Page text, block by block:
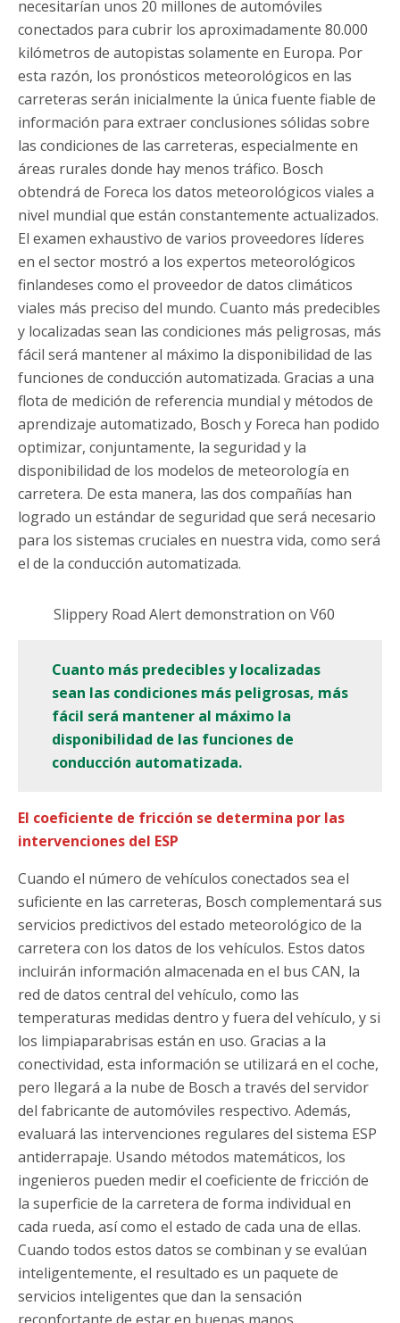
necesitarían unos 20 millones de automóviles
conectados para cubrir los aproximadamente 80.000
kilómetros de autopistas solamente en Europa. Por
esta razón, los pronósticos meteorológicos en las
carreteras serán inicialmente la única fuente fiable de
información para extraer conclusiones sólidas sobre
las condiciones de las carreteras, especialmente en
áreas rurales donde hay menos tráfico. Bosch
obtendrá de Foreca los datos meteorológicos viales a
nivel mundial que están constantemente actualizados.
El examen exhaustivo de varios proveedores líderes
en el sector mostró a los expertos meteorológicos
finlandeses como el proveedor de datos climáticos
viales más preciso del mundo. Cuanto más predecibles
y localizadas sean las condiciones más peligrosas, más
fácil será mantener al máximo la disponibilidad de las
funciones de conducción automatizada. Gracias a una
flota de medición de referencia mundial y métodos de
aprendizaje automatizado, Bosch y Foreca han podido
optimizar, conjuntamente, la seguridad y la
disponibilidad de los modelos de meteorología en
carretera. De esta manera, las dos compañías han
logrado un estándar de seguridad que será necesario
para los sistemas cruciales en nuestra vida, como será
el de la conducción automatizada.
Slippery Road Alert demonstration on V60
Cuanto más predecibles y localizadas
sean las condiciones más peligrosas, más
fácil será mantener al máximo la
disponibilidad de las funciones de
conducción automatizada.
El coeficiente de fricción se determina por las
intervenciones del ESP
Cuando el número de vehículos conectados sea el
suficiente en las carreteras, Bosch complementará sus
servicios predictivos del estado meteorológico de la
carretera con los datos de los vehículos. Estos datos
incluirán información almacenada en el bus CAN, la
red de datos central del vehículo, como las
temperaturas medidas dentro y fuera del vehículo, y si
los limpiaparabrisas están en uso. Gracias a la
conectividad, esta información se utilizará en el coche,
pero llegará a la nube de Bosch a través del servidor
del fabricante de automóviles respectivo. Además,
evaluará las intervenciones regulares del sistema ESP
antiderrapaje. Usando métodos matemáticos, los
ingenieros pueden medir el coeficiente de fricción de
la superficie de la carretera de forma individual en
cada rueda, así como el estado de cada una de ellas.
Cuando todos estos datos se combinan y se evalúan
inteligentemente, el resultado es un paquete de
servicios inteligentes que dan la sensación